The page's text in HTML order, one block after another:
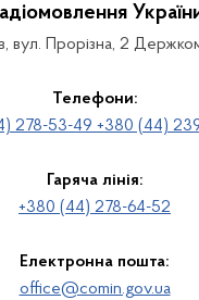
вул. Прорізна, 2
Телефони:
278-53-49 +380 (44)
Гаряча лінія:
+380 (44) 278-64-52
Електронна пошта:
office@comin.gov.ua